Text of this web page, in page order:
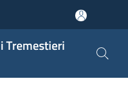
Tremestieri